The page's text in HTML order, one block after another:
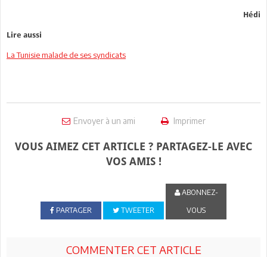
Hédi
Lire aussi
La Tunisie malade de ses syndicats
Envoyer à un ami Imprimer
VOUS AIMEZ CET ARTICLE ? PARTAGEZ-LE AVEC
VOS AMIS !
PARTAGER TWEETER
ABONNEZ-
VOUS
COMMENTER CET ARTICLE